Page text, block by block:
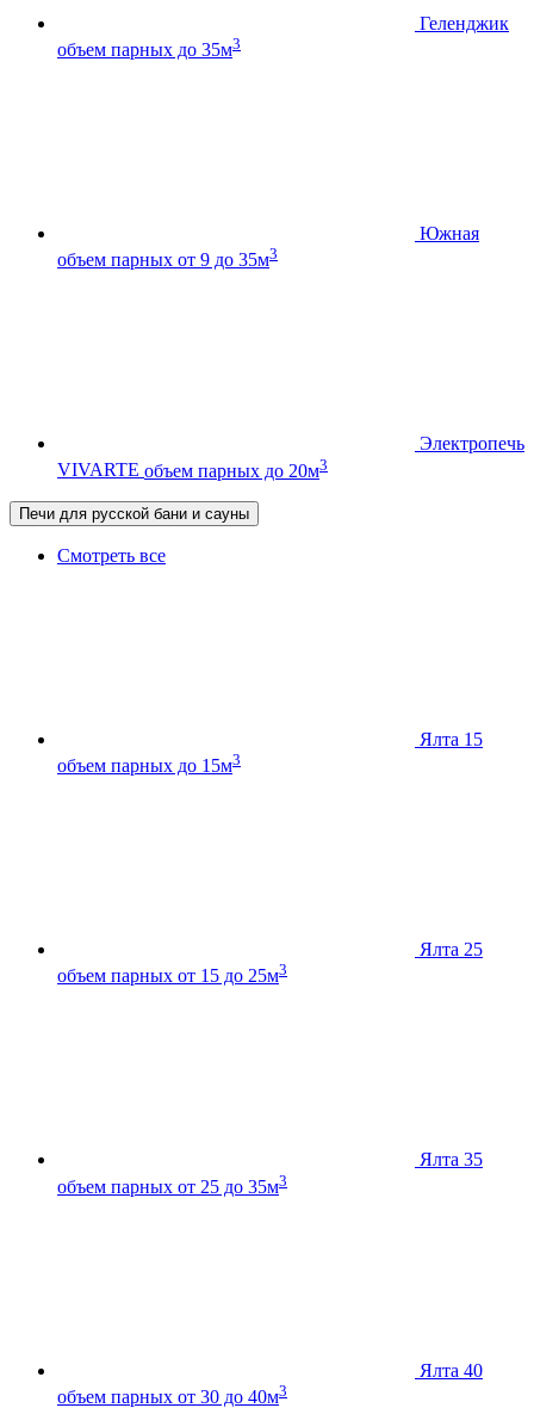
Геленджик
объем парных до 35м3
Южная
объем парных от 9 до 35м3
Электропечь
VIVARTE объем парных до 20м3
Печи для русской бани и сауны
Смотреть все
Ялта 15
объем парных до 15м3
Ялта 25
объем парных от 15 до 25м3
Ялта 35
объем парных от 25 до 35м3
Ялта 40
объем парных от 30 до 40м3